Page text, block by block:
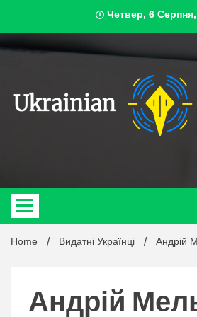
content
Четвер, 6
Home Видатні Українці Андрій
Андрій